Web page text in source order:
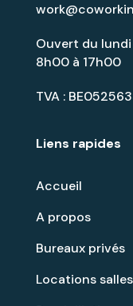
Liens rapides
Accueil
A propos
Bureaux privés
Locations salles
Ouvert du
8h00 à 17h00
TVA :